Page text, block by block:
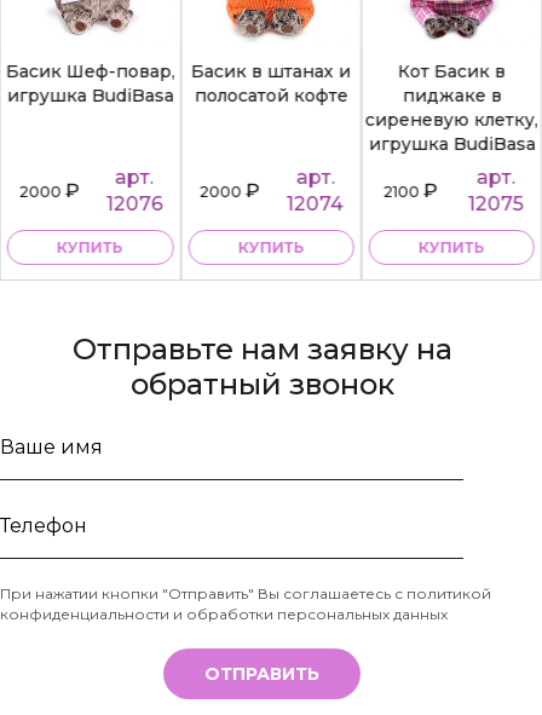
Басик Шеф-повар,
игрушка BudiBasa
2000₽
арт.
12076
КУПИТЬ
Басик в штанах и
полосатой кофте
2000₽
арт.
12074
КУПИТЬ
Кот Басик в
пиджаке в
сиреневую клетку,
игрушка BudiBasa
2100₽
арт.
12075
КУПИТЬ
Отправьте нам заявку на
обратный звонок
Ваше
Телефон
*
При нажатии кнопки "Отправить" Вы соглашаетесь с политикой
конфиденциальности и обработки персональных данных
ОТПРАВИТЬ